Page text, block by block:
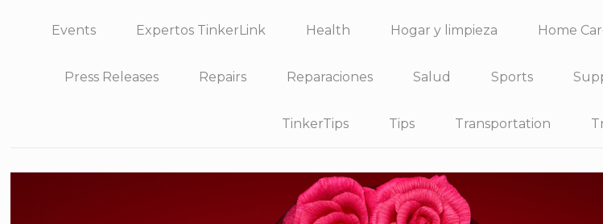
Events Expertos TinkerLink Health Hogar y limpieza Home
Press Releases Repairs Reparaciones Salud Sports
TinkerTips Tips Transportation